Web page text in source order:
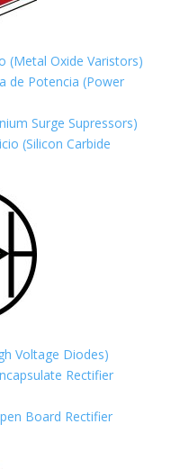
(Metal Oxide Varistors)
de Potencia (Power
Surge Supressors)
(Silicon Carbide
Voltage Diodes)
Rectifier
Board Rectifier